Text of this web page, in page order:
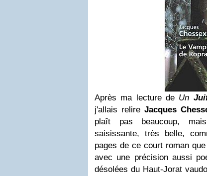
Après ma lecture de Un
j'allais relireJacques
plaît pas beaucoup,
saisissante, très belle,
pages de ce court roman
avec une précision aussi
désolées du Haut-Jorat